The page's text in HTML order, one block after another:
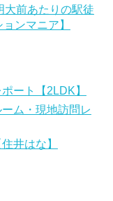
大前あたりの駅徒
ンマニア】
ート【2LDK】
ム・現地訪問レ
井はな】